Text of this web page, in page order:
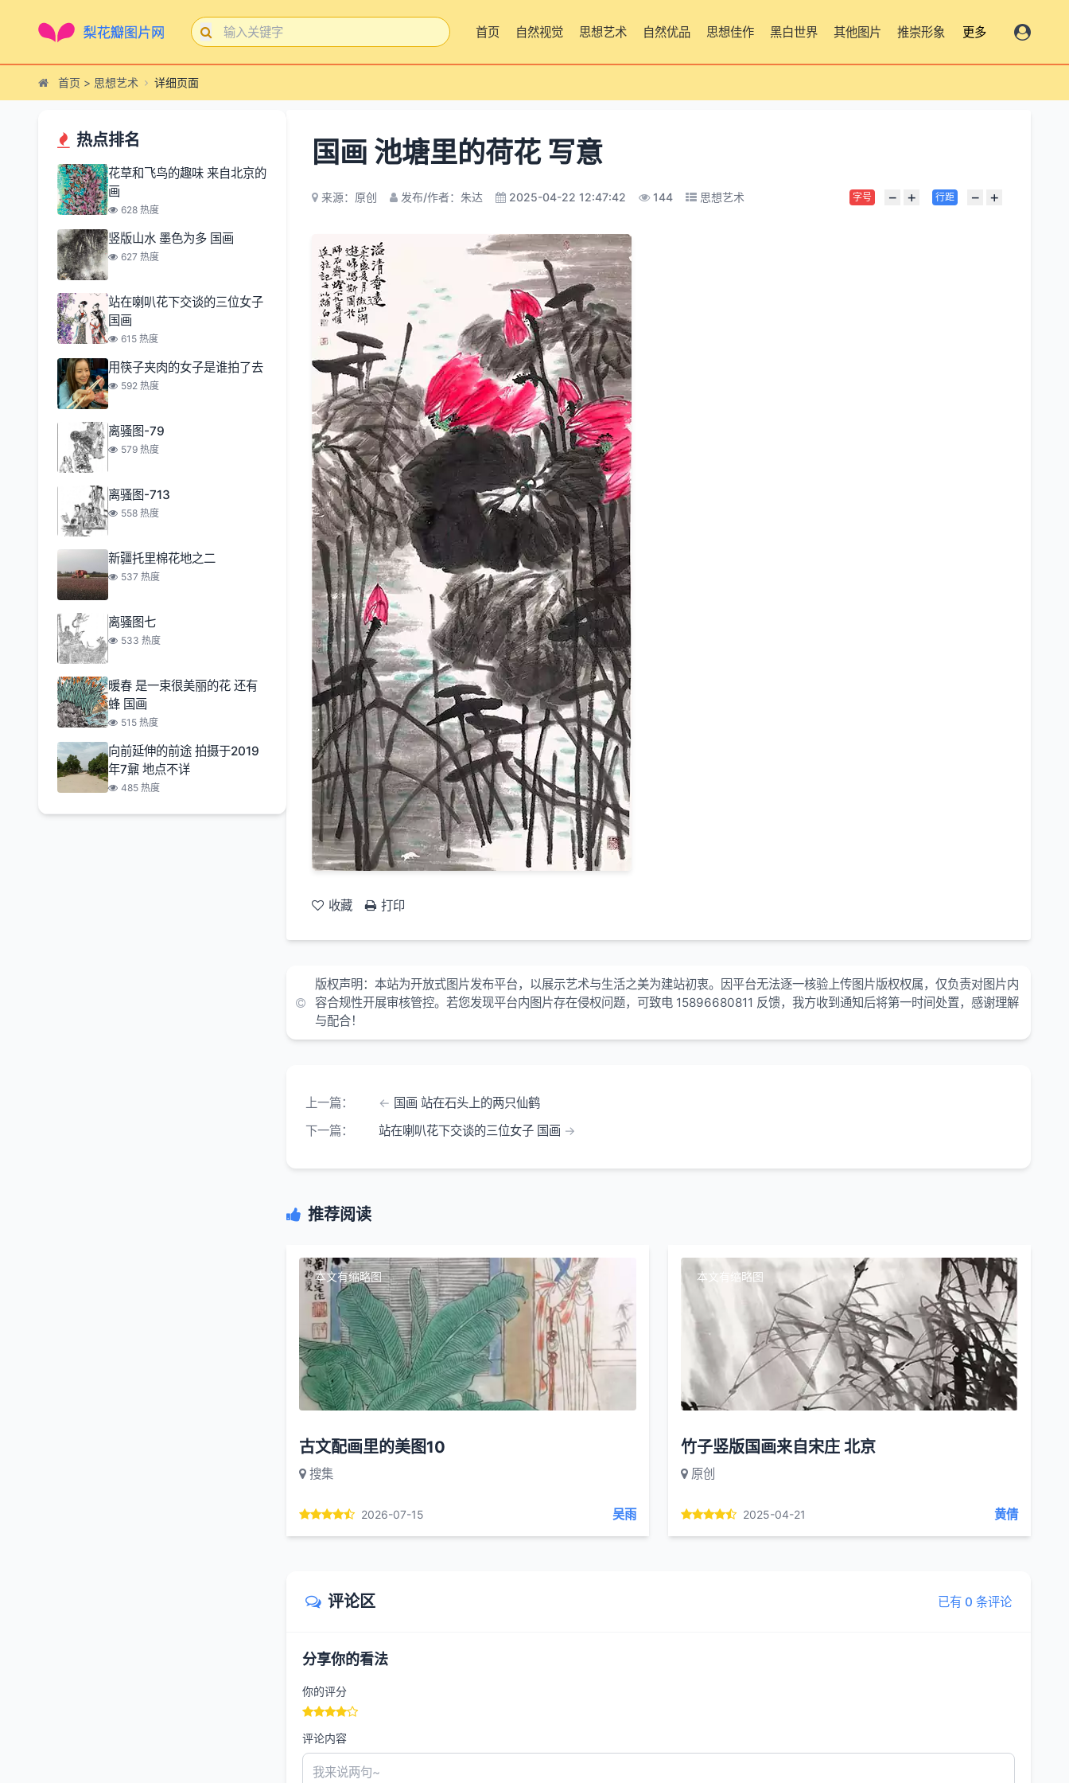
首页 自然视觉 思想艺术 自然优品 思想佳作 黑白世界 其他图片 推崇形象 更多
首页 > 思想艺术 详细页面
热点排名
花草和飞鸟的趣味 来自北京的
画
628 热度
竖版山水 墨色为多 国画
627 热度
站在喇叭花下交谈的三位女子
国画
615 热度
用筷子夹肉的女子是谁拍了去
592 热度
离骚图-79
579 热度
离骚图-713
558 热度
新疆托里棉花地之二
537 热度
离骚图七
533 热度
暖春 是一束很美丽的花 还有
蜂 国画
515 热度
向前延伸的前途 拍摄于2019
年7鼐 地点不详
485 热度
国画 池塘里的荷花 写意
来源：原创 发布/作者：朱达 2025-04-22 12:47:42 144 思想艺术 字号 − + 行距 − +
收藏 打印
版权声明：本站为开放式图片发布平台，以展示艺术与生活之美为建站初衷。因平台无法逐一核验上传图片版权权属，仅负责对图片内
容合规性开展审核管控。若您发现平台内图片存在侵权问题，可致电 15896680811 反馈，我方收到通知后将第一时间处置，感谢理解
与配合！
上一篇：
国画 站在石头上的两只仙鹤
下一篇：
站在喇叭花下交谈的三位女子 国画
推荐阅读
本文有缩略图
古文配画里的美图10
搜集
2026-07-15 吴雨
本文有缩略图
竹子竖版国画来自宋庄 北京
原创
2025-04-21 黄倩
评论区 已有 0 条评论
分享你的看法
你的评分
评论内容